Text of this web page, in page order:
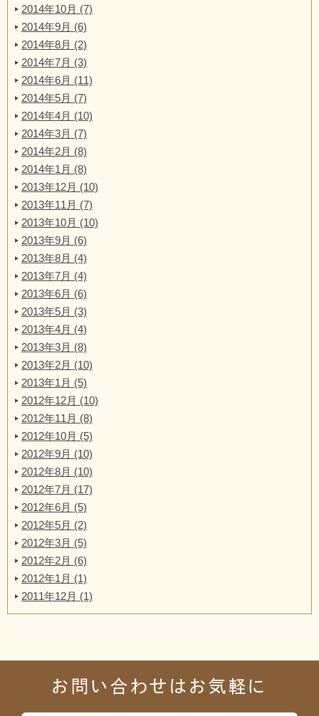
2014年10月 (7)
2014年9月 (6)
2014年8月 (2)
2014年7月 (3)
2014年6月 (11)
2014年5月 (7)
2014年4月 (10)
2014年3月 (7)
2014年2月 (8)
2014年1月 (8)
2013年12月 (10)
2013年11月 (7)
2013年10月 (10)
2013年9月 (6)
2013年8月 (4)
2013年7月 (4)
2013年6月 (6)
2013年5月 (3)
2013年4月 (4)
2013年3月 (8)
2013年2月 (10)
2013年1月 (5)
2012年12月 (10)
2012年11月 (8)
2012年10月 (5)
2012年9月 (10)
2012年8月 (10)
2012年7月 (17)
2012年6月 (5)
2012年5月 (2)
2012年3月 (5)
2012年2月 (6)
2012年1月 (1)
2011年12月 (1)
お問い合わせはお気軽に